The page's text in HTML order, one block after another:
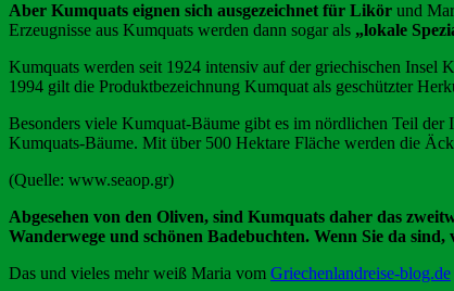
Aber Kumquats eignen sich ausgezeichnet für Likör und
Erzeugnisse aus Kumquats werden dann sogar als „lokale
Kumquats werden seit 1924 intensiv auf der griechischen
1994 gilt die Produktbezeichnung Kumquat als geschützter
Besonders viele Kumquat-Bäume gibt es im nördlichen Teil
Kumquats-Bäume. Mit über 500 Hektare Fläche werden die
(Quelle: www.seaop.gr)
Abgesehen von den Oliven, sind Kumquats daher das
Wanderwege und schönen Badebuchten. Wenn Sie da
Das und vieles mehr weiß Maria vom Griechenlandreise-blog.de